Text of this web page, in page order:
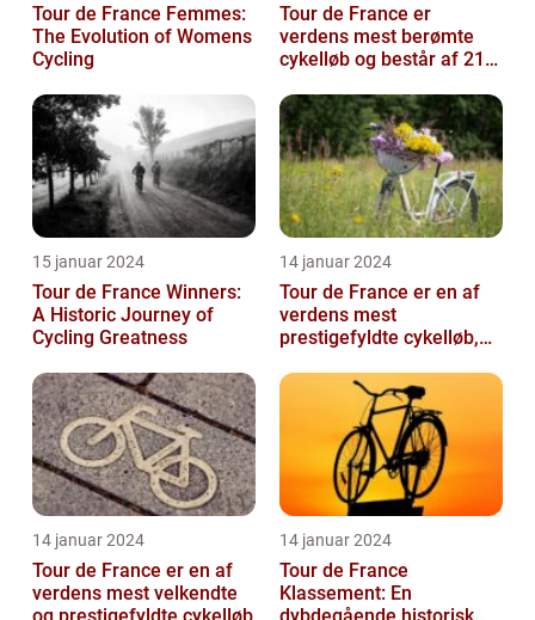
Tour de France Femmes:
The Evolution of Womens
Cycling
Tour de France er
verdens mest berømte
cykelløb og består af 21
15 januar 2024
Tour de France Winners:
A Historic Journey of
Cycling Greatness
14 januar 2024
Tour de France er en af
verdens mest
prestigefyldte cykelløb,
seere hver...
14 januar 2024
Tour de France er en af
verdens mest velkendte
og prestigefyldte cykelløb
14 januar 2024
Tour de France
Klassement: En
dybdegående historisk